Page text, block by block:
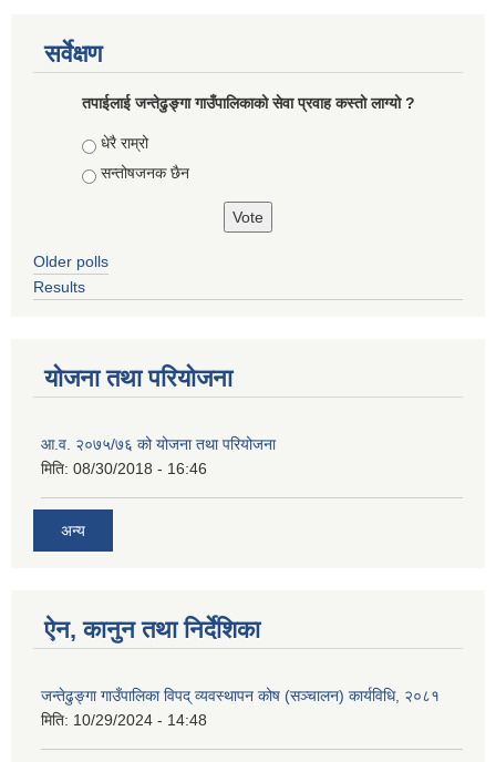
सर्वेक्षण
तपाईलाई जन्तेढुङ्गा गाउँपालिकाको सेवा प्रवाह कस्तो लाग्यो ?
Choices
धेरै राम्रो
सन्तोषजनक छैन
Older polls
Results
योजना तथा परियोजना
आ.व. २०७५/७६ को योजना तथा परियोजना
मिति: 08/30/2018 - 16:46
अन्य
ऐन, कानुन तथा निर्देशिका
जन्तेढुङ्गा गाउँपालिका विपद् व्यवस्थापन कोष (सञ्चालन) कार्यविधि, २०८१
मिति: 10/29/2024 - 14:48